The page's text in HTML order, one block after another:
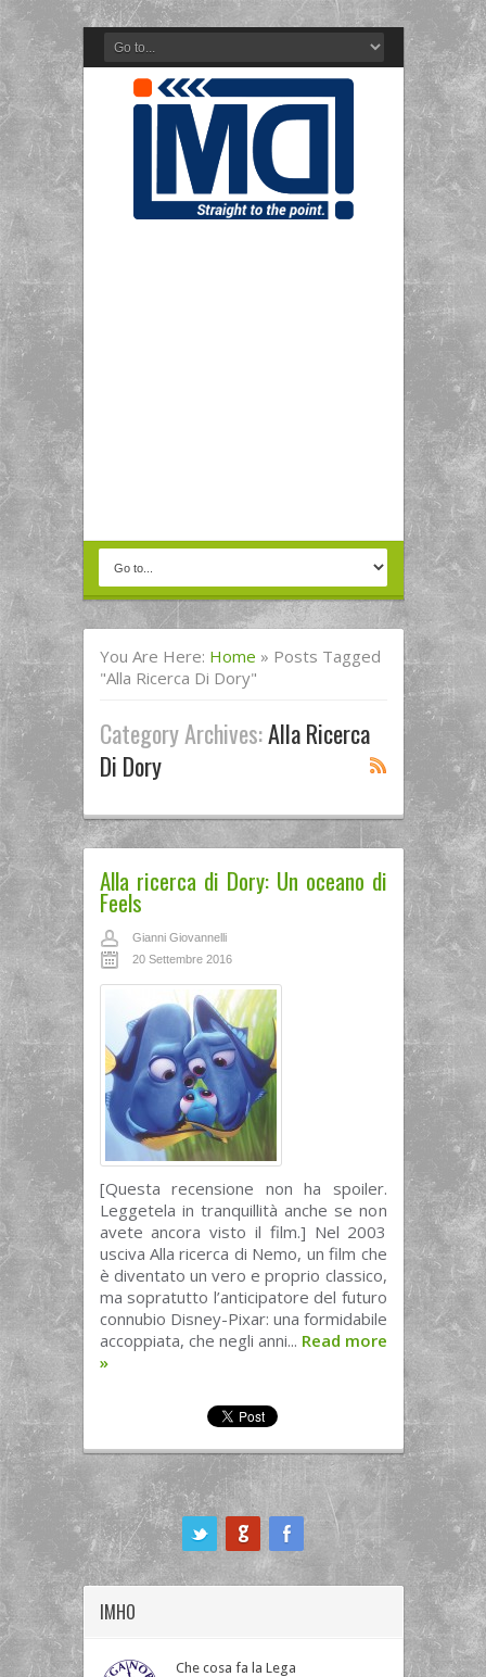
You Are Here: Home » Posts Tagged
"alla Ricerca Di Dory"
Category Archives:Alla Ricerca
Di Dory
Alla ricerca di Dory: Un oceano di
Feels
Gianni Giovannelli
20 Settembre 2016
[Questa recensione non ha spoiler.
Leggetela in tranquillità anche se non
avete ancora visto il film.] Nel 2003
usciva Alla ricerca di Nemo, un film che
è diventato un vero e proprio classico,
ma sopratutto l’anticipatore del futuro
connubio Disney-Pixar: una formidabile
accoppiata, che negli anni... Read more
»
IMHO
Che cosa fa la Lega